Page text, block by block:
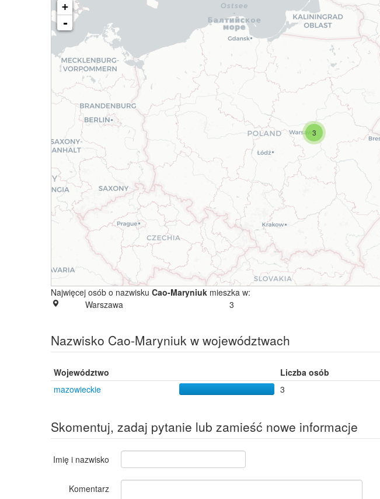
3
+
-
Najwięcej osób o nazwisku Cao-Maryniuk mieszka w:
Warszawa
3
Nazwisko Cao-Maryniuk w województwach
Województwo Liczba osób
mazowieckie
3
Skomentuj, zadaj pytanie lub zamieść nowe informacje
Imię i nazwisko
Komentarz